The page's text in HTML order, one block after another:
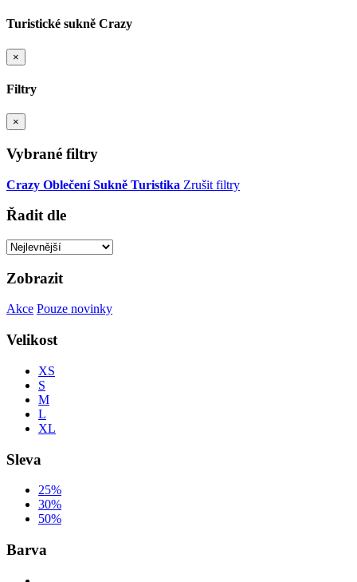
Turistické sukně Crazy
×
Filtry
×
Vybrané filtry
Crazy Oblečení Sukně Turistika Zrušit filtry
Řadit dle
Zobrazit
Akce Pouze novinky
Velikost
XS
S
M
L
XL
Sleva
25%
30%
50%
Barva